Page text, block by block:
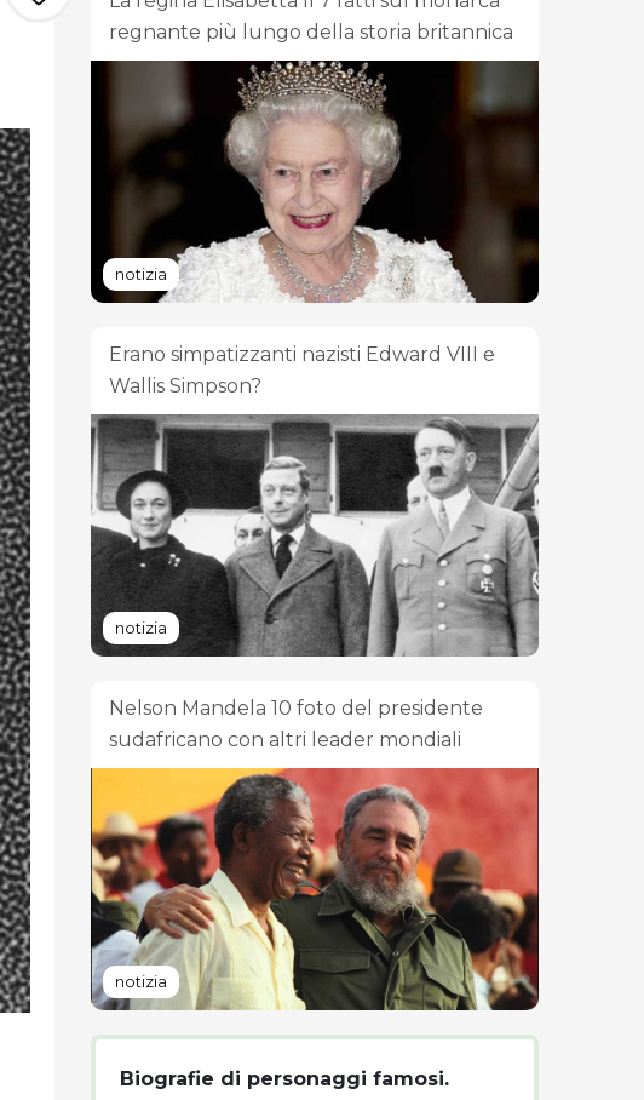
regnante più lungo della storia britannica
notizia
Erano simpatizzanti nazisti Edward VIII e
Wallis Simpson?
notizia
Nelson Mandela 10 foto del presidente
sudafricano con altri leader mondiali
notizia
Biografie di personaggi famosi.